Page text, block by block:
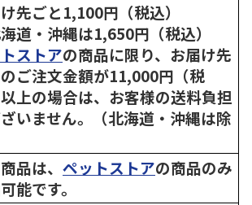
先ごと1,100円（税込）
道・沖縄は1,650円（税込）
ストアの商品に限り、お届け先
ご注文金額が11,000円（税
上の場合は、お客様の送料負担
いません。（北海道・沖縄は除
品は、 ペットストアの商品のみ
能です。